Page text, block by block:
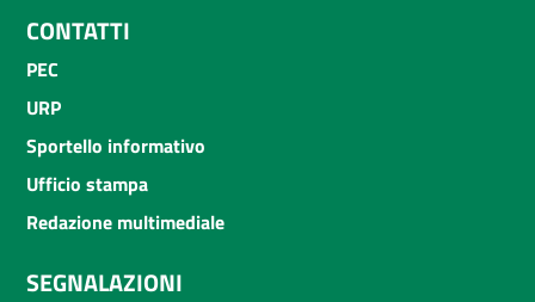
CONTATTI
PEC
URP
Sportello informativo
Ufficio stampa
Redazione multimediale
SEGNALAZIONI